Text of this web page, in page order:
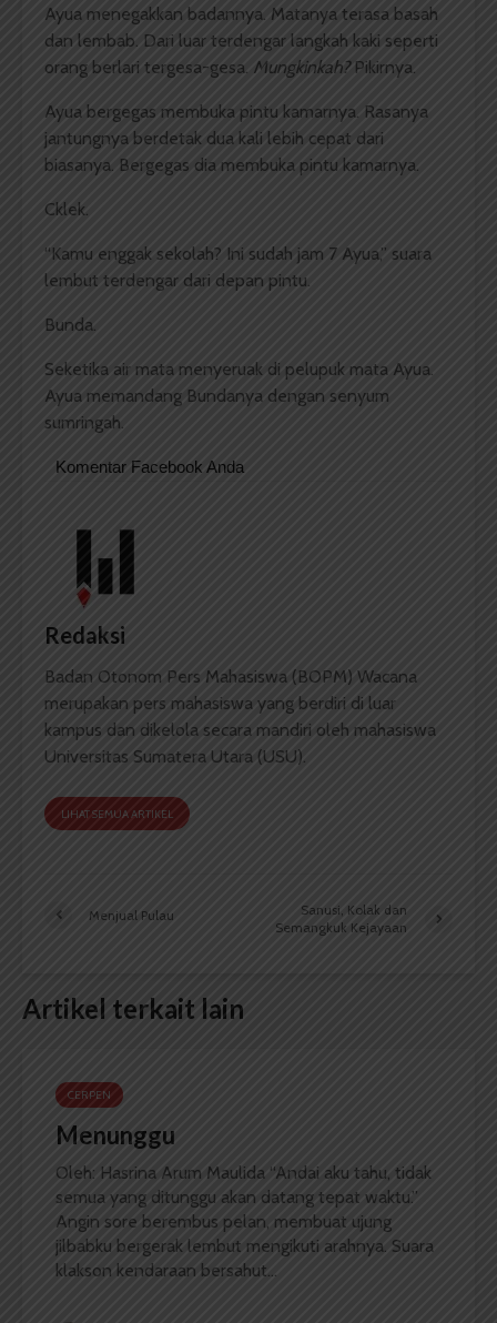
Ayua menegakkan badannya. Matanya terasa basah
dan lembab. Dari luar terdengar langkah kaki seperti
orang berlari tergesa-gesa. Mungkinkah? Pikirnya.
Ayua bergegas membuka pintu kamarnya. Rasanya
jantungnya berdetak dua kali lebih cepat dari
biasanya. Bergegas dia membuka pintu kamarnya.
Cklek.
“Kamu enggak sekolah? Ini sudah jam 7 Ayua,” suara
lembut terdengar dari depan pintu.
Bunda.
Seketika air mata menyeruak di pelupuk mata Ayua.
Ayua memandang Bundanya dengan senyum
sumringah.
Komentar Facebook Anda
Redaksi
Badan Otonom Pers Mahasiswa (BOPM) Wacana
merupakan pers mahasiswa yang berdiri di luar
kampus dan dikelola secara mandiri oleh mahasiswa
Universitas Sumatera Utara (USU).
LIHAT SEMUA ARTIKEL
Menjual Pulau
Sanusi, Kolak dan
Semangkuk Kejayaan
Artikel terkait lain
CERPEN
Menunggu
Oleh: Hasrina Arum Maulida “Andai aku tahu, tidak
semua yang ditunggu akan datang tepat waktu.”
Angin sore berembus pelan, membuat ujung
jilbabku bergerak lembut mengikuti arahnya. Suara
klakson kendaraan bersahut...